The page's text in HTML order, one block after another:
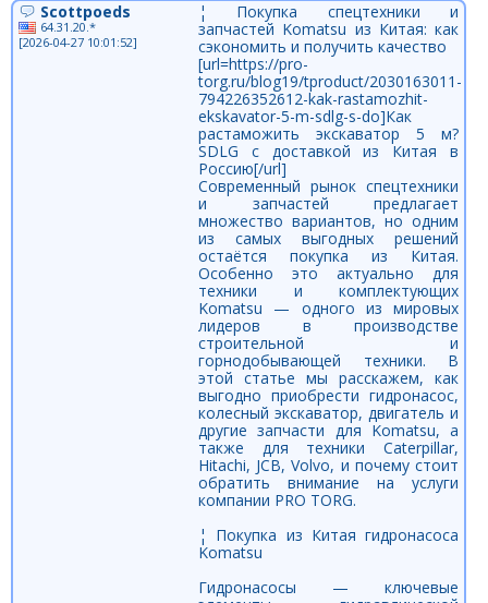
Scottpoeds
64.31.20.*
[2026-04-27 10:01:52]
¦ Покупка спецтехники и
запчастей Komatsu из Китая: как
сэкономить и получить качество
[url=https://pro-
torg.ru/blog19/tproduct/2030163011-
794226352612-kak-rastamozhit-
ekskavator-5-m-sdlg-s-do]Как
растаможить экскаватор 5 м?
SDLG с доставкой из Китая в
Россию[/url]
Современный рынок спецтехники
и запчастей предлагает
множество вариантов, но одним
из самых выгодных решений
остаётся покупка из Китая.
Особенно это актуально для
техники и комплектующих
Komatsu — одного из мировых
лидеров в производстве
строительной и
горнодобывающей техники. В
этой статье мы расскажем, как
выгодно приобрести гидронасос,
колесный экскаватор, двигатель и
другие запчасти для Komatsu, а
также для техники Caterpillar,
Hitachi, JCB, Volvo, и почему стоит
обратить внимание на услуги
компании PRO TORG.
¦ Покупка из Китая гидронасоса
Komatsu
Гидронасосы — ключевые